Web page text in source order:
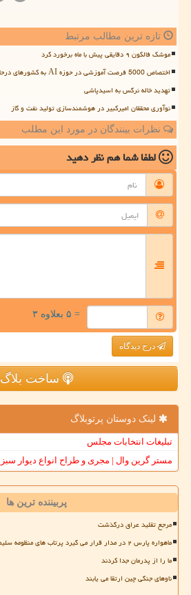
تازه ترین مطالب مرتبط
موشک فالکون ۹ دقایقی پیش با ماه برخورد کرد
اختصاص 5000 فرصت آموزشی در حوزه AI به کشورهای درحال توسعه
تهدید خاله نرگس به اسیدپاشی
نوآوری محققان امیرکبیر در هوشمندسازی تولید نفت و گاز
نظرات بینندگان در مورد این مطلب
لطفا شما همنظر دهید
= ۵ بعلاوه ۳
درج دیدگاه
ساخت بلاگ
لینک دوستان پرتوبلاگ
تبلیغات انتخابات مجلس
مستر گرین وال | مجری و طراح انواع دیوار سبز
پربیننده ترین ها
مرجع تقلید عراق درگذشت
ماهواره پارس ۲ در مدار قرار می گیرد پرتاب های منظومه سلیمانی در۱۴۰۵
ما را از پدرمان جدا کردند
ناوهای جنگی چین ارتقا می یابند